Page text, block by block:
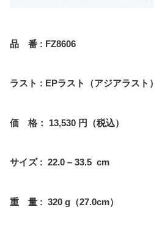
品 番 : FZ8606
ラスト : EPラスト（アジアラスト）
価 格： 13,530 円（税込）
サイズ : 22.0 – 33.5 cm
重 量 : 320 g（27.0cm）